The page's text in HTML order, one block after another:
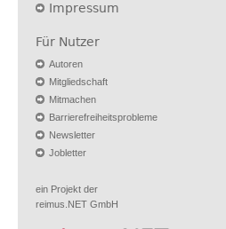
Impressum
Für Nutzer
Autoren
Mitgliedschaft
Mitmachen
Barrierefreiheitsprobleme
Newsletter
Jobletter
ein Projekt der
reimus.NET GmbH